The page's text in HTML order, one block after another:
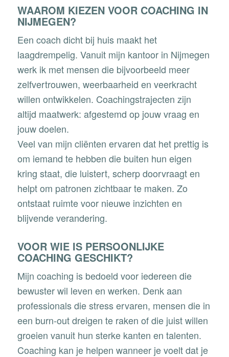
WAAROM KIEZEN VOOR COACHING IN
NIJMEGEN?
Een coach dicht bij huis maakt het
laagdrempelig. Vanuit mijn kantoor in Nijmegen
werk ik met mensen die bijvoorbeeld meer
zelfvertrouwen, weerbaarheid en veerkracht
willen ontwikkelen. Coachingstrajecten zijn
altijd maatwerk: afgestemd op jouw vraag en
jouw doelen.
Veel van mijn cliënten ervaren dat het prettig is
om iemand te hebben die buiten hun eigen
kring staat, die luistert, scherp doorvraagt en
helpt om patronen zichtbaar te maken. Zo
ontstaat ruimte voor nieuwe inzichten en
blijvende verandering.
VOOR WIE IS PERSOONLIJKE
COACHING GESCHIKT?
Mijn coaching is bedoeld voor iedereen die
bewuster wil leven en werken. Denk aan
professionals die stress ervaren, mensen die in
een burn-out dreigen te raken of die juist willen
groeien vanuit hun sterke kanten en talenten.
Coaching kan je helpen wanneer je voelt dat je